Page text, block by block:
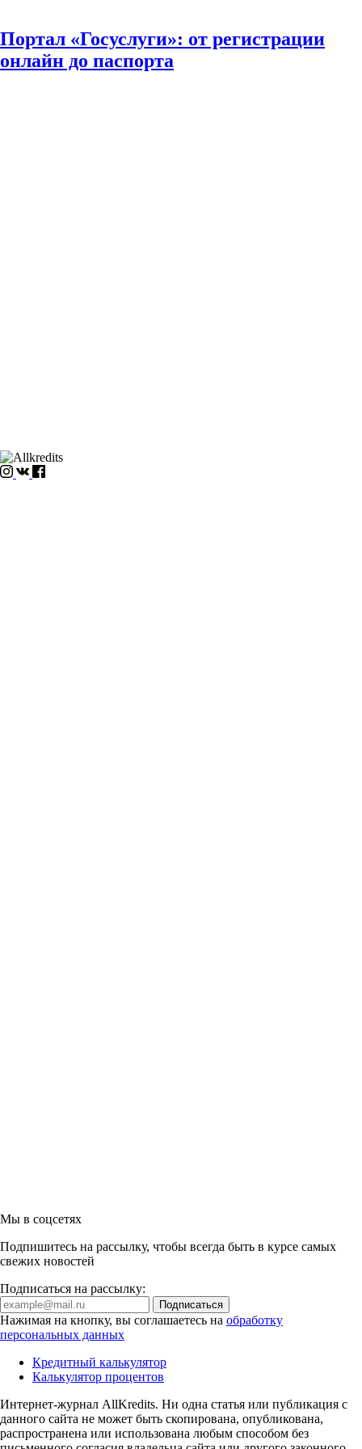
Портал «Госуслуги»: от регистрации
онлайн до паспорта
Мы в соцсетях
Подпишитесь на рассылку, чтобы всегда быть в курсе самых
свежих новостей
Подписаться на рассылку:
Нажимая на кнопку, вы соглашаетесь на обработку
персональных данных
Кредитный калькулятор
Калькулятор процентов
Интернет-журнал AllKredits. Ни одна статья или публикация с
данного сайта не может быть скопирована, опубликована,
распространена или использована любым способом без